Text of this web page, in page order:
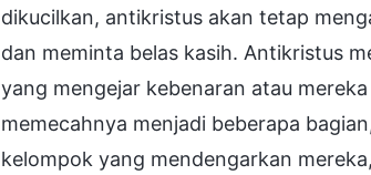
dikucilkan, antikristus akan tetap
dan meminta belas kasih. Antikristus
yang mengejar kebenaran atau
memecahnya menjadi beberapa
kelompok yang mendengarkan